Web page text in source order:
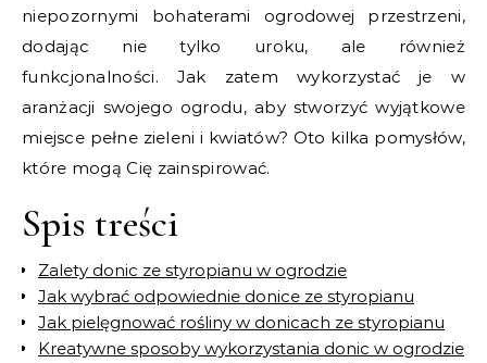
niepozornymi bohaterami ogrodowej przestrzeni,
dodając nie tylko uroku, ale również
funkcjonalności. Jak zatem wykorzystać je w
aranżacji swojego ogrodu, aby stworzyć wyjątkowe
miejsce pełne zieleni i kwiatów? Oto kilka pomysłów,
które mogą Cię zainspirować.
Spis treści
Zalety donic ze styropianu w ogrodzie
Jak wybrać odpowiednie donice ze styropianu
Jak pielęgnować rośliny w donicach ze styropianu
Kreatywne sposoby wykorzystania donic w ogrodzie